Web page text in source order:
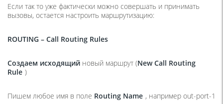
Если так то уже фактически можно совершать и принимать
вызовы, остается настроить маршрутизацию:
ROUTING – Call Routing Rules
Создаем исходящий новый маршрут (NewCall Routing
Rule )
Пишем любое имя в поле Routing Name , например out-port-1